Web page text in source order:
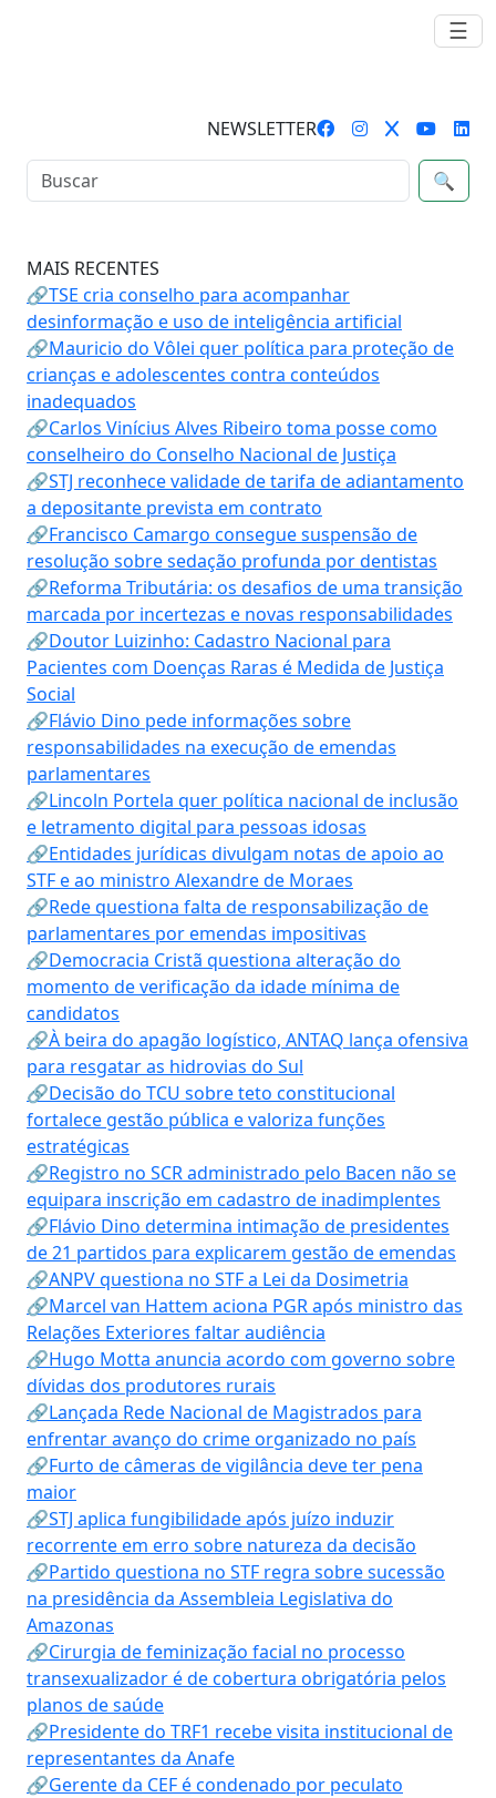
☰
NEWSLETTER
🔍
MAIS RECENTES
🔗TSE cria conselho para acompanhar
desinformação e uso de inteligência artificial
🔗Mauricio do Vôlei quer política para proteção de
crianças e adolescentes contra conteúdos
inadequados
🔗Carlos Vinícius Alves Ribeiro toma posse como
conselheiro do Conselho Nacional de Justiça
🔗STJ reconhece validade de tarifa de adiantamento
a depositante prevista em contrato
🔗Francisco Camargo consegue suspensão de
resolução sobre sedação profunda por dentistas
🔗Reforma Tributária: os desafios de uma transição
marcada por incertezas e novas responsabilidades
🔗Doutor Luizinho: Cadastro Nacional para
Pacientes com Doenças Raras é Medida de Justiça
Social
🔗Flávio Dino pede informações sobre
responsabilidades na execução de emendas
parlamentares
🔗Lincoln Portela quer política nacional de inclusão
e letramento digital para pessoas idosas
🔗Entidades jurídicas divulgam notas de apoio ao
STF e ao ministro Alexandre de Moraes
🔗Rede questiona falta de responsabilização de
parlamentares por emendas impositivas
🔗Democracia Cristã questiona alteração do
momento de verificação da idade mínima de
candidatos
🔗À beira do apagão logístico, ANTAQ lança ofensiva
para resgatar as hidrovias do Sul
🔗Decisão do TCU sobre teto constitucional
fortalece gestão pública e valoriza funções
estratégicas
🔗Registro no SCR administrado pelo Bacen não se
equipara inscrição em cadastro de inadimplentes
🔗Flávio Dino determina intimação de presidentes
de 21 partidos para explicarem gestão de emendas
🔗ANPV questiona no STF a Lei da Dosimetria
🔗Marcel van Hattem aciona PGR após ministro das
Relações Exteriores faltar audiência
🔗Hugo Motta anuncia acordo com governo sobre
dívidas dos produtores rurais
🔗Lançada Rede Nacional de Magistrados para
enfrentar avanço do crime organizado no país
🔗Furto de câmeras de vigilância deve ter pena
maior
🔗STJ aplica fungibilidade após juízo induzir
recorrente em erro sobre natureza da decisão
🔗Partido questiona no STF regra sobre sucessão
na presidência da Assembleia Legislativa do
Amazonas
🔗Cirurgia de feminização facial no processo
transexualizador é de cobertura obrigatória pelos
planos de saúde
🔗Presidente do TRF1 recebe visita institucional de
representantes da Anafe
🔗Gerente da CEF é condenado por peculato